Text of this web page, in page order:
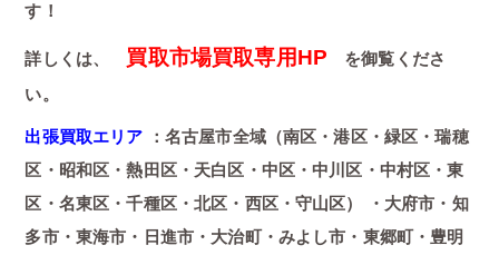
す！
詳しくは、 買取市場買取専用HP を御覧くださ
い。
出張買取エリア ：名古屋市全域（南区・港区・緑区・瑞穂
区・昭和区・熱田区・天白区・中区・中川区・中村区・東
区・名東区・千種区・北区・西区・守山区） ・大府市・知
多市・東海市・日進市・大治町・みよし市・東郷町・豊明